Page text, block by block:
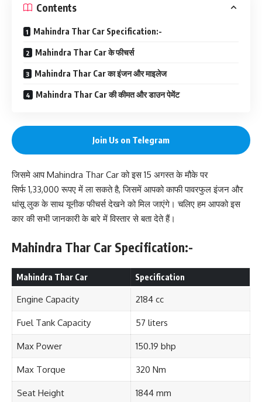
Contents
Mahindra Thar Car Specification:-
Mahindra Thar Car के फीचर्स
Mahindra Thar Car का इंजन और माइलेज
Mahindra Thar Car की कीमत और डाउन पेमेंट
Join Us on Telegram
जिसमे आप Mahindra Thar Car को इस 15 अगस्त के मौके पर
सिर्फ 1,33,000 रूपए में ला सकते है, जिसमें आपको काफी पावरफुल इंजन और
धांसू लुक के साथ यूनीक फीचर्स देखने को मिल जाएंगे। चलिए हम आपको इस
कार की सभी जानकारी के बारे में विस्तार से बता देते हैं।
Mahindra Thar Car Specification:-
Mahindra Thar Car Specification
Engine Capacity 2184 cc
Fuel Tank Capacity 57 liters
Max Power 150.19 bhp
Max Torque 320 Nm
Seat Height 1844 mm